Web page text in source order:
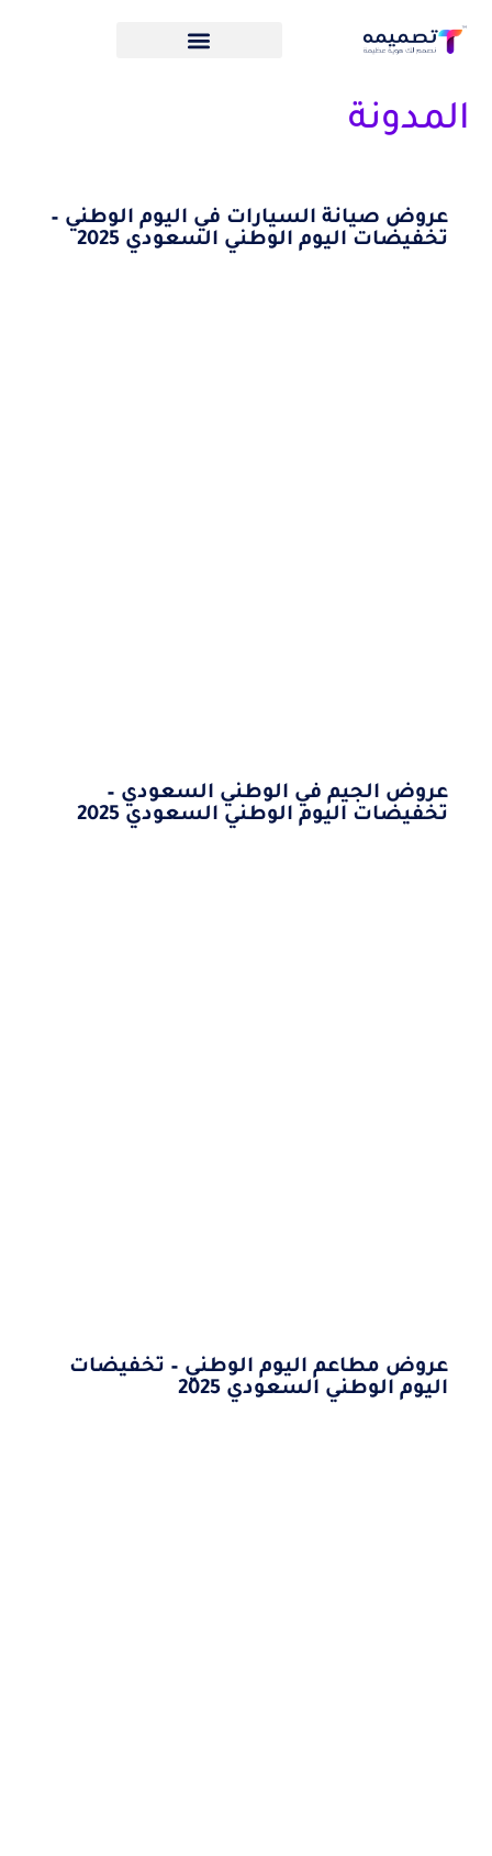
المدونة
عروض صيانة السيارات في اليوم الوطني –
تخفيضات اليوم الوطني السعودي 2025
عروض الجيم في الوطني السعودي –
تخفيضات اليوم الوطني السعودي 2025
عروض مطاعم اليوم الوطني – تخفيضات
اليوم الوطني السعودي 2025